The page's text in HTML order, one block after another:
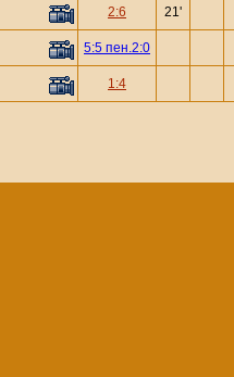
2:6 21'
5:5 пен.2:0
1:4